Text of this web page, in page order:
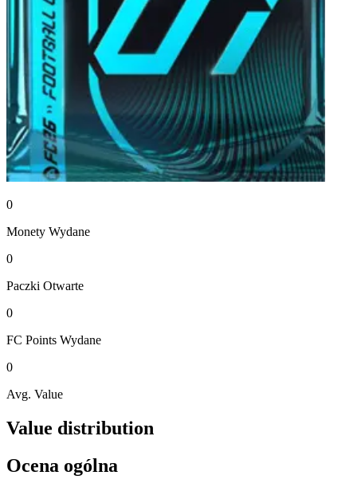
0
Monety Wydane
0
Paczki Otwarte
0
FC Points Wydane
0
Avg. Value
Value distribution
Ocena ogólna